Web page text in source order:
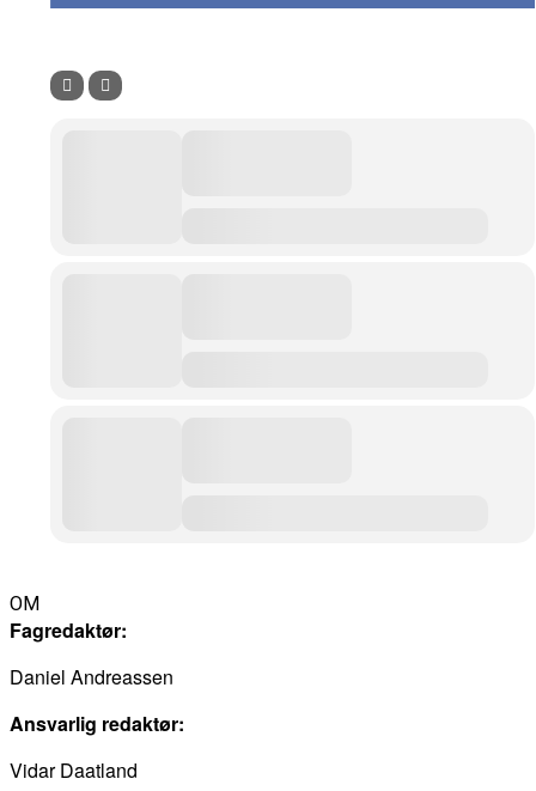
OM
Fagredaktør:
Daniel Andreassen
Ansvarlig redaktør:
Vidar Daatland